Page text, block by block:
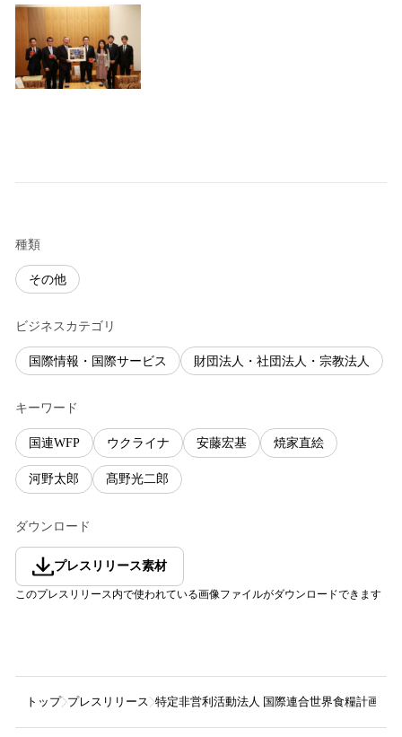
種類
その他
ビジネスカテゴリ
国際情報・国際サービス 財団法人・社団法人・宗教法人
キーワード
国連WFP ウクライナ 安藤宏基 焼家直絵
河野太郎 髙野光二郎
ダウンロード
プレスリリース素材
このプレスリリース内で使われている画像ファイルがダウンロードできます
トップ プレスリリース 特定非営利活動法人 国際連合世界食糧計画